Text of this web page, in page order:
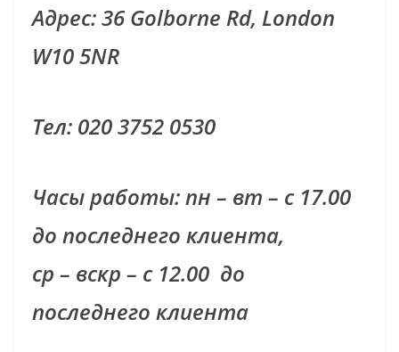
Адрес: 36 Golborne Rd, London
W10 5NR
Тел: 020 3752 0530
Часы работы: пн – вт – с 17.00
до последнего клиента,
ср – вскр – с 12.00 до
последнего клиента